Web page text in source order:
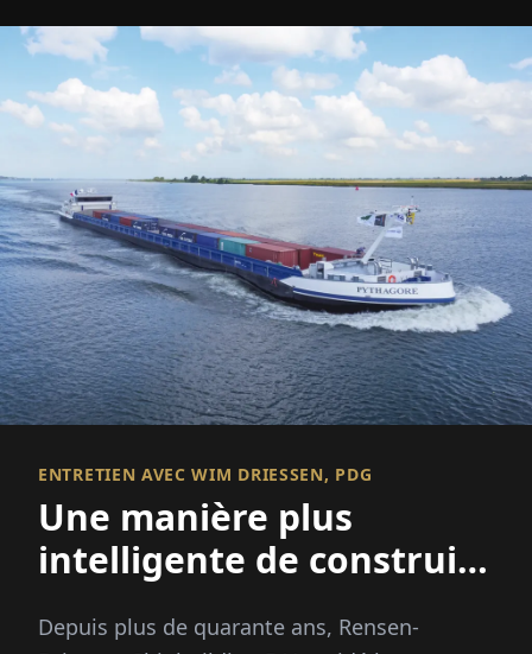
ENTRETIEN AVEC WIM DRIESSEN, PDG
Une manière plus
intelligente de construire
Depuis plus de quarante ans, Rensen-